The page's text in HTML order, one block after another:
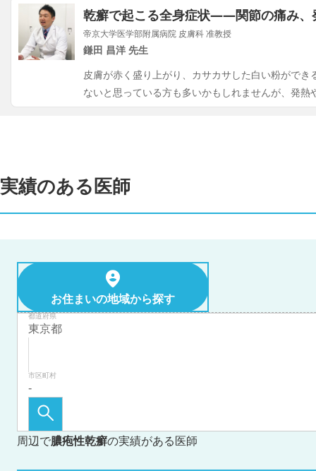
乾癬で起こる全身症状――関節の痛み、
帝京大学医学部附属病院 皮膚科 准教授
鎌田 昌洋 先生
皮膚が赤く盛り上がり、カサカサした白い粉がで
ないと思っている方も多いかもしれませんが、発熱
実績のある医師
お住まいの地域から探す
都道府県
市区町村
周辺で膿疱性乾癬の実績がある医師